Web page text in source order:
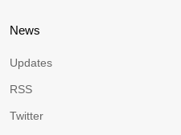
News
Updates
RSS
Twitter